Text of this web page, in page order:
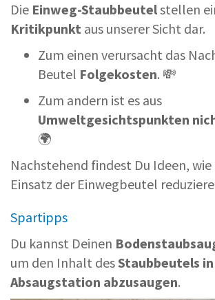
Die Einweg-Staubbeutelstellen
Kritikpunkt aus unserer Sicht dar.
Zum einen verursacht das
Beutel Folgekosten. 💸
Zum andern ist es aus
Umweltgesichtspunkten
🌍
Nachstehend findest Du Ideen,
Einsatz der Einwegbeutel
Spartipps
Du kannst Deinen
um den Inhalt desStaubbeutels
Absaugstation abzusaugen.